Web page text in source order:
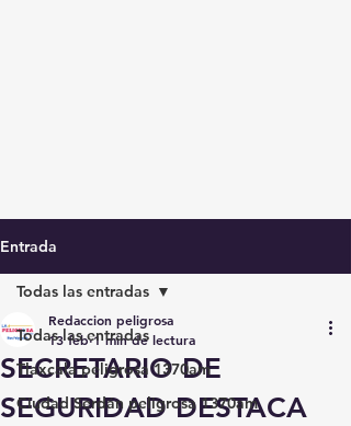
Entrada
Todas las entradas
Tlaxcala peligrosa 1370am
Ciudad Serdán peligrosa 1370am
Todas las entradas
SECRETARIO DE
SEGURIDAD DESTACA
Redaccion peligrosa
13 feb 1 min de lectura